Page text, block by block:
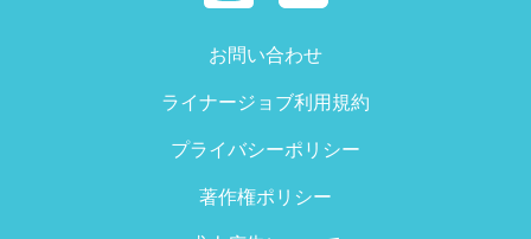
お問い合わせ
ライナージョブ利用規約
プライバシーポリシー
著作権ポリシー